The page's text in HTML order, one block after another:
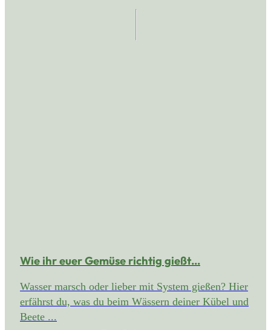
Wie ihr euer Gemüse richtig gießt…
Wasser marsch oder lieber mit System gießen? Hier
erfährst du, was du beim Wässern deiner Kübel und
Beete ...